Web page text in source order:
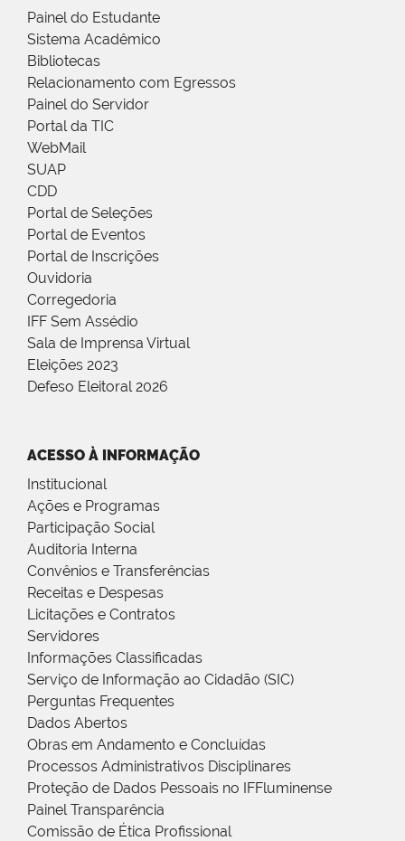
Painel do Estudante
Sistema Acadêmico
Bibliotecas
Relacionamento com Egressos
Painel do Servidor
Portal da TIC
WebMail
SUAP
CDD
Portal de Seleções
Portal de Eventos
Portal de Inscrições
Ouvidoria
Corregedoria
IFF Sem Assédio
Sala de Imprensa Virtual
Eleições 2023
Defeso Eleitoral 2026
ACESSO À INFORMAÇÃO
Institucional
Ações e Programas
Participação Social
Auditoria Interna
Convênios e Transferências
Receitas e Despesas
Licitações e Contratos
Servidores
Informações Classificadas
Serviço de Informação ao Cidadão (SIC)
Perguntas Frequentes
Dados Abertos
Obras em Andamento e Concluídas
Processos Administrativos Disciplinares
Proteção de Dados Pessoais no IFFluminense
Painel Transparência
Comissão de Ética Profissional